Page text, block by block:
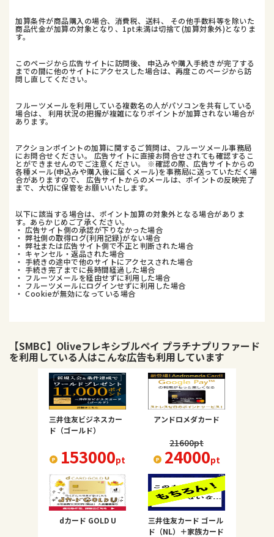
加算条件が商品購入の場合、消費税、送料、 その他手数料等を除いた
商品代金が加算の対象となり、1pt未満は切捨て(加算対象外)となりま
す。
このページから広告サイトに訪問後、 申込みや購入手続きが完了する
までの間に他のサイトにアクセスした場合は、再度このページから訪
問し直してください。
フルーツメールを利用している複数名の人がパソコンを共有している
場合は、 利用状況の把握が複雑になりポイントが加算されない場合が
あります。
アクションポイントの加算に関するご質問は、フルーツメール事務局
にお問合せください。 広告サイトに直接お問合せされても確認するこ
とができませんのでご注意ください。 ※確認の際、広告サイトからの
各種メール(申込みや購入後に届くメール)を事務局に送っていただく場
合がありますので、 広告サイトからのメールは、ポイントの反映完了
まで、大切に保管をお願いいたします。
以下に該当する場合は、ポイント加算の対象外となる場合がありま
す。あらかじめご了承ください。
・ 広告サイト側の承認が下りなかった場合
・ 弊社側の取得ログ(利用記録)がない場合
・ 弊社または広告サイト側で不正と判断された場合
・ キャンセル・返品された場合
・ 手続きの途中で他のサイトにアクセスされた場合
・ 手続き完了までに長時間経過した場合
・ フルーツメールを経由せずに利用した場合
・ フルーツメールにログインせずに利用した場合
・ Cookieが無効になっている場合
【SMBC】Oliveフレキシブルペイ プラチナプリファード
を利用している人はこんな広告も利用しています
三井住友ビジネスカー
ド（ゴールド）
153000pt
アンドロメダカード
21600pt
24000pt
dカード GOLD U
三井住友カード ゴール
ド（NL）＋家族カード